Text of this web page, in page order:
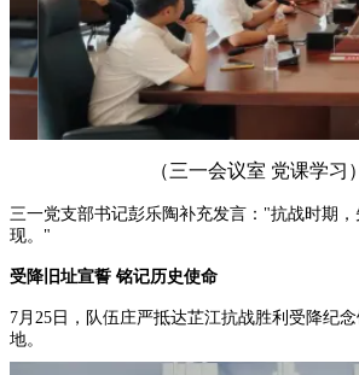
（三一会议室 党课学习）
三一党支部书记彭乐陶补充发言："抗战时期
现。"
受降旧址宣誓 铭记历史使命
7月25日，队伍庄严抵达芷江抗战胜利受降纪
地。